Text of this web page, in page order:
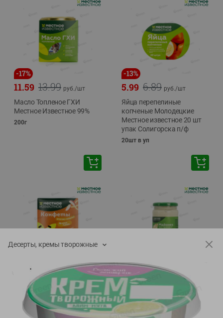
-17%
13.99
11.59 руб./шт
Масло Топленое ГХИ
Местное Известное 99%
200г
-13%
6.89
5.99 руб./шт
Яйца перепелиные
копченые Молодецкие
Местное известное 20 шт
упак Солигорска п/ф
20шт в уп
4.99 руб./
Конфеты фруктово-
ягодные Местное
известное яблоко-тыква
Хоба
-12%
5.19
4.59 руб./шт
Майонез Эко премиум
Местное известное
Десерты, кремы творожные